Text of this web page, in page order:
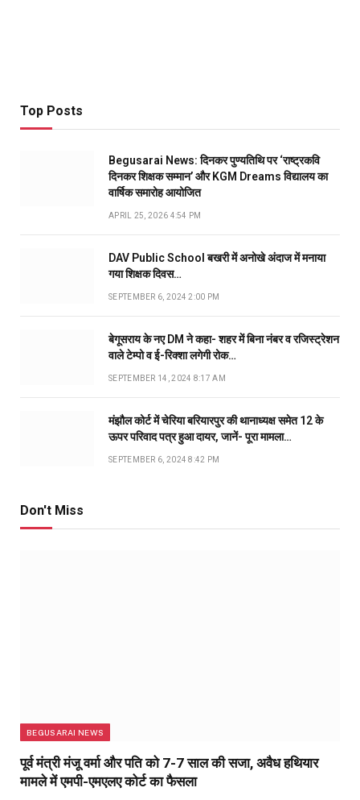
Top Posts
Begusarai News: दिनकर पुण्यतिथि पर ‘राष्ट्रकवि
दिनकर शिक्षक सम्मान’ और KGM Dreams विद्यालय का
वार्षिक समारोह आयोजित
APRIL 25, 2026 4:54 PM
DAV Public School बखरी में अनोखे अंदाज में मनाया
गया शिक्षक दिवस…
SEPTEMBER 6, 2024 2:00 PM
बेगूसराय के नए DM ने कहा- शहर में बिना नंबर व रजिस्ट्रेशन
वाले टेम्पो व ई-रिक्शा लगेगी रोक…
SEPTEMBER 14, 2024 8:17 AM
मंझौल कोर्ट में चेरिया बरियारपुर की थानाध्यक्ष समेत 12 के
ऊपर परिवाद पत्र हुआ दायर, जानें- पूरा मामला…
SEPTEMBER 6, 2024 8:42 PM
Don't Miss
BEGUSARAI NEWS
पूर्व मंत्री मंजू वर्मा और पति को 7-7 साल की सजा, अवैध हथियार
मामले में एमपी-एमएलए कोर्ट का फैसला